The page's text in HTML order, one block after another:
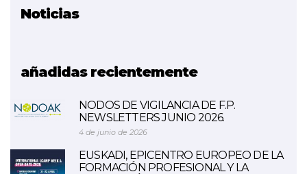
Noticias
añadidas recientemente
NODOS DE VIGILANCIA DE F.P.
NEWSLETTERS JUNIO 2026.
4 de junio de 2026
EUSKADI, EPICENTRO EUROPEO DE LA
FORMACIÓN PROFESIONAL Y LA